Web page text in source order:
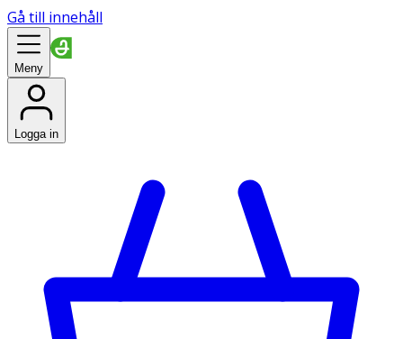
Gå till innehåll
Meny
Logga in